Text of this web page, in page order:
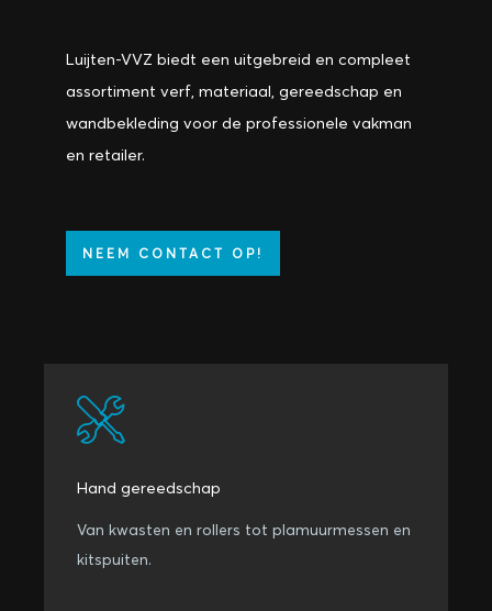
Luijten-VVZ biedt een uitgebreid en compleet
assortiment verf, materiaal, gereedschap en
wandbekleding voor de professionele vakman
en retailer.
NEEM CONTACT OP!
Hand gereedschap
Van kwasten en rollers tot plamuurmessen en
kitspuiten.